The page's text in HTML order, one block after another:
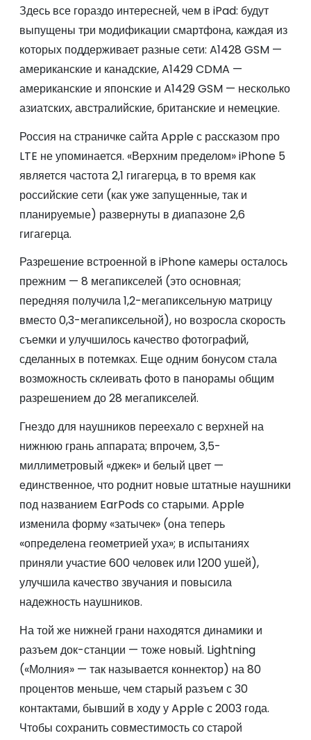
Здесь все гораздо интересней, чем в iPad: будут
выпущены три модификации смартфона, каждая из
которых поддерживает разные сети: A1428 GSM —
американские и канадские, A1429 CDMA —
американские и японские и A1429 GSM — несколько
азиатских, австралийские, британские и немецкие.
Россия на страничке сайта Apple с рассказом про
LTE не упоминается. «Верхним пределом» iPhone 5
является частота 2,1 гигагерца, в то время как
российские сети (как уже запущенные, так и
планируемые) развернуты в диапазоне 2,6
гигагерца.
Разрешение встроенной в iPhone камеры осталось
прежним — 8 мегапикселей (это основная;
передняя получила 1,2-мегапиксельную матрицу
вместо 0,3-мегапиксельной), но возросла скорость
съемки и улучшилось качество фотографий,
сделанных в потемках. Еще одним бонусом стала
возможность склеивать фото в панорамы общим
разрешением до 28 мегапикселей.
Гнездо для наушников переехало с верхней на
нижнюю грань аппарата; впрочем, 3,5-
миллиметровый «джек» и белый цвет —
единственное, что роднит новые штатные наушники
под названием EarPods со старыми. Apple
изменила форму «затычек» (она теперь
«определена геометрией уха»; в испытаниях
приняли участие 600 человек или 1200 ушей),
улучшила качество звучания и повысила
надежность наушников.
На той же нижней грани находятся динамики и
разъем док-станции — тоже новый. Lightning
(«Молния» — так называется коннектор) на 80
процентов меньше, чем старый разъем с 30
контактами, бывший в ходу у Apple с 2003 года.
Чтобы сохранить совместимость со старой